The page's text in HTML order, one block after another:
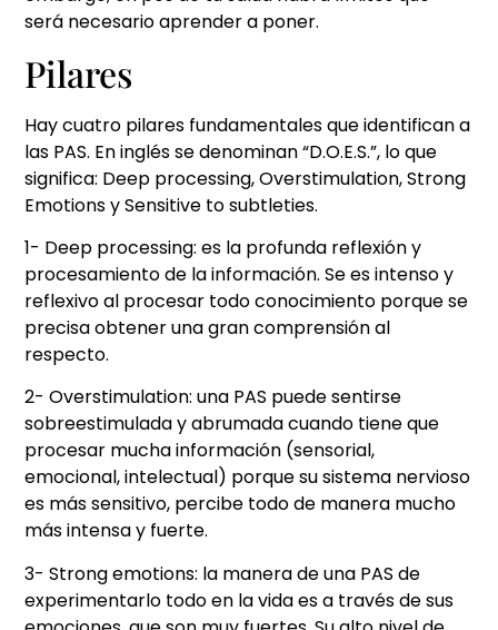
será necesario aprender a poner.
Pilares
Hay cuatro pilares fundamentales que identifican a
las PAS. En inglés se denominan “D.O.E.S.”, lo que
significa: Deep processing, Overstimulation, Strong
Emotions y Sensitive to subtleties.
1- Deep processing: es la profunda reflexión y
procesamiento de la información. Se es intenso y
reflexivo al procesar todo conocimiento porque se
precisa obtener una gran comprensión al
respecto.
2- Overstimulation: una PAS puede sentirse
sobreestimulada y abrumada cuando tiene que
procesar mucha información (sensorial,
emocional, intelectual) porque su sistema nervioso
es más sensitivo, percibe todo de manera mucho
más intensa y fuerte.
3- Strong emotions: la manera de una PAS de
experimentarlo todo en la vida es a través de sus